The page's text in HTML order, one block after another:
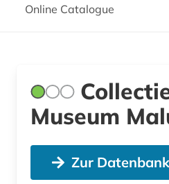
Online Catalogue
Museum
Zur Datenbank